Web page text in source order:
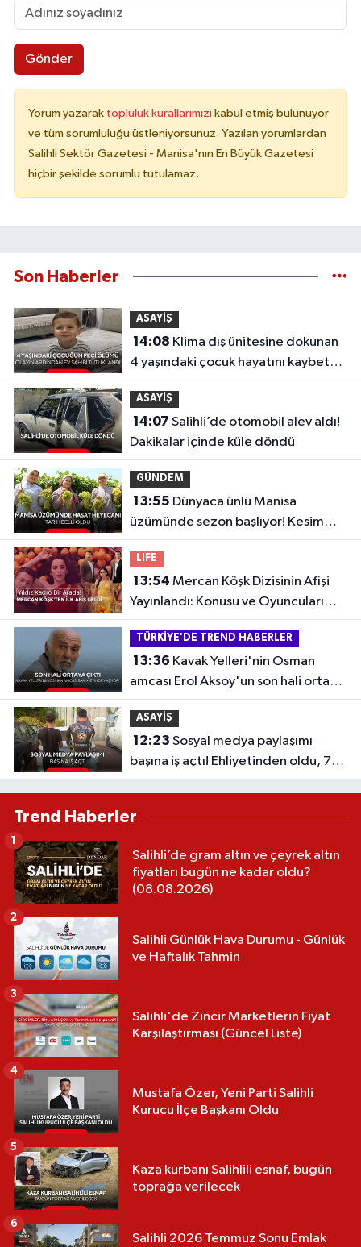
Gönder
Yorum yazarak topluluk kurallarımızı kabul etmiş bulunuyor
ve tüm sorumluluğu üstleniyorsunuz. Yazılan yorumlardan
Salihli Sektör Gazetesi - Manisa'nın En Büyük Gazetesi
hiçbir şekilde sorumlu tutulamaz.
Son Haberler
ASAYİŞ
14:08
4 yaşındaki çocuk hayatını kaybetti!
Ev sahibi tutuklandı
ASAYİŞ
14:07
Dakikalar içinde küle döndü
GÜNDEM
13:55
üzümünde sezon başlıyor! Kesim
tarihi belli oldu
LIFE
13:54
Yayınlandı: Konusu ve Oyuncuları
Belli Oldu
TÜRKİYE'DE TREND HABERLER
13:36
amcası Erol Aksoy'un son hali ortaya
çıktı
ASAYİŞ
12:23
başına iş açtı! Ehliyetinden oldu, 72
bin TL ceza kesildi | İşte o paylaşım
Trend Haberler
Salihli’de gram altın ve çeyrek altın
fiyatları bugün ne kadar oldu?
(08.08.2026)
1
Salihli Günlük Hava Durumu - Günlük
ve Haftalık Tahmin
2
Salihli'de Zincir Marketlerin Fiyat
Karşılaştırması (Güncel Liste)
3
Mustafa Özer, Yeni Parti Salihli
Kurucu İlçe Başkanı Oldu
4
Kaza kurbanı Salihlili esnaf, bugün
toprağa verilecek
5
Salihli 2026 Temmuz Sonu Emlak
6